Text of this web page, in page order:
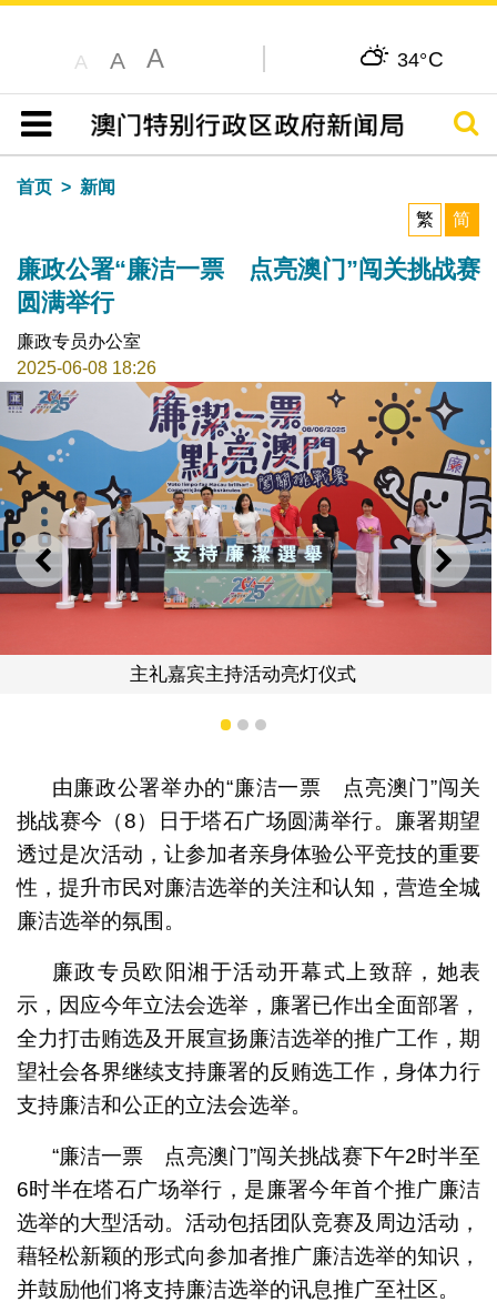
A A A 34°C
目录
搜寻
首页
新闻
繁
简
廉政公署“廉洁一票 点亮澳门”闯关挑战赛
圆满举行
廉政专员办公室
2025-06-08 18:26
上一则 下一
闯关挑战赛参赛队伍须完成考
1 2 3
由廉政公署举办的“廉洁一票 点亮澳门”闯关
挑战赛今（8）日于塔石广场圆满举行。廉署期望
透过是次活动，让参加者亲身体验公平竞技的重要
性，提升市民对廉洁选举的关注和认知，营造全城
廉洁选举的氛围。
廉政专员欧阳湘于活动开幕式上致辞，她表
示，因应今年立法会选举，廉署已作出全面部署，
全力打击贿选及开展宣扬廉洁选举的推广工作，期
望社会各界继续支持廉署的反贿选工作，身体力行
支持廉洁和公正的立法会选举。
“廉洁一票 点亮澳门”闯关挑战赛下午2时半至
6时半在塔石广场举行，是廉署今年首个推广廉洁
选举的大型活动。活动包括团队竞赛及周边活动，
藉轻松新颖的形式向参加者推广廉洁选举的知识，
并鼓励他们将支持廉洁选举的讯息推广至社区。